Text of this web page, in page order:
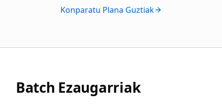
Konparatu Plana Guztiak
Batch Ezaugarriak